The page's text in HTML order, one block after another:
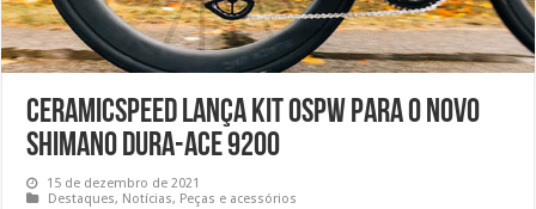
CeramicSpeed lança kit OSPW para o novo
Shimano Dura-Ace 9200
15 de dezembro de 2021
Destaques, Notícias, Peças e acessórios